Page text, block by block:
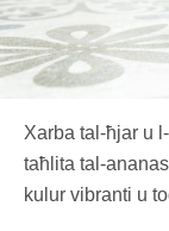
Xarba tal-ħjar u
taħlita tal-
kulur vibranti u